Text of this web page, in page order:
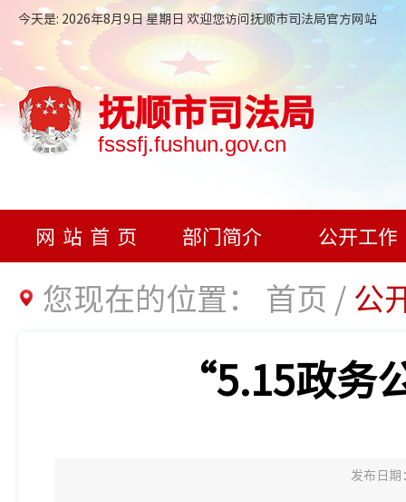
今天是: 2026年8月9日 星期日 欢迎您访问抚顺市司法局官方网站
抚顺市司法局
fsssfj.fushun.gov.cn
网站首页 部门简介 公开工作
您现在的位置： 首页 /公
“5.15政务
发布日